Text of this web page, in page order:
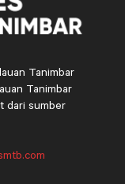
Tanimbar
Tanimbar
dari sumber